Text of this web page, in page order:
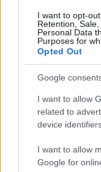
I want to opt-
Retention,
Personal Data
Purposes for
Opted Out
Google
I want to allow
related to
device
I want to allow
Google for
márkáikat a
fórumokon.
A
szakma is
vagy más módon
Néhány
Group